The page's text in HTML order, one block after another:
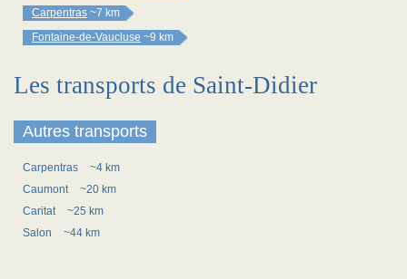
Carpentras ~7 km
Fontaine-de-Vaucluse ~9 km
Les transports de Saint-Didier
Autres transports
Carpentras
~4 km
Caumont
~20 km
Caritat
~25 km
Salon
~44 km